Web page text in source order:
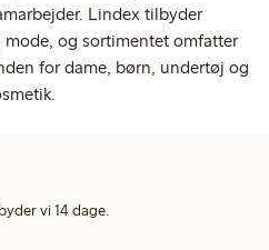
Lindex tilbyder
og sortimentet omfatter
for dame, børn, undertøj og
vi 14 dage.